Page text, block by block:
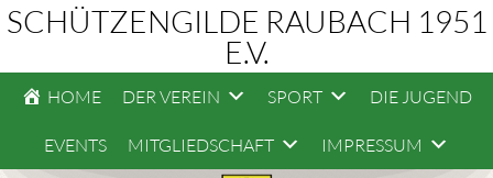
SCHÜTZENGILDE RAUBACH 1951
E.V.
HOME DER VEREIN SPORT DIE JUGEND
EVENTS MITGLIEDSCHAFT IMPRESSUM